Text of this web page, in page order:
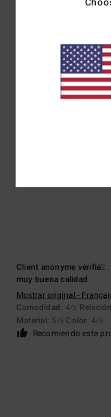
Mostrar original -
Client anonyme vérifié2.
muy buena calidad
Mostrar original -
Comodidad: 4/5
Material: 5 /5 Color: 4/5
Recomiendo este